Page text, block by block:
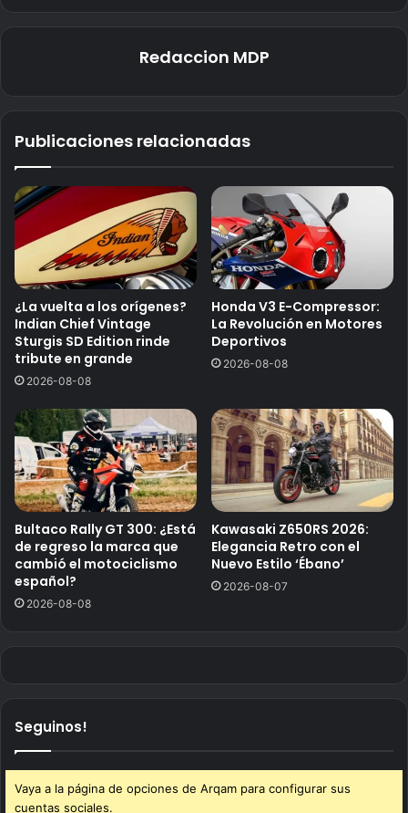
Redaccion MDP
Publicaciones relacionadas
¿La vuelta a los orígenes?
Indian Chief Vintage
Sturgis SD Edition rinde
tribute en grande
2026-08-08
Honda V3 E-Compressor:
La Revolución en Motores
Deportivos
2026-08-08
Bultaco Rally GT 300: ¿Está
de regreso la marca que
cambió el motociclismo
español?
2026-08-08
Kawasaki Z650RS 2026:
Elegancia Retro con el
Nuevo Estilo ‘Ébano’
2026-08-07
Seguinos!
Vaya a la página de opciones de Arqam para configurar sus
cuentas sociales.